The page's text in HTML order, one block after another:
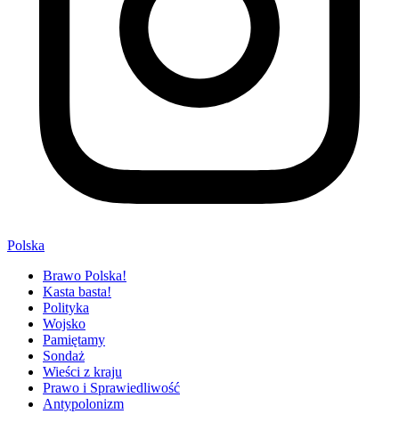
Polska
Brawo Polska!
Kasta basta!
Polityka
Wojsko
Pamiętamy
Sondaż
Wieści z kraju
Prawo i Sprawiedliwość
Antypolonizm